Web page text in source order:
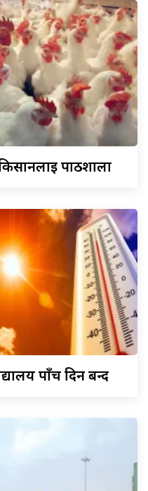
किसानलाई पाठशाला
पाँच दिन बन्द